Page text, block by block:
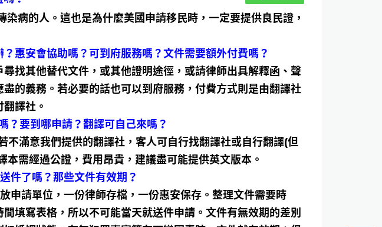
病的人。這也是為什麼美國申請移民時，一定要提供良民證，
惠安會協助嗎？可到府服務嗎？文件需要額外付費嗎？
找其他替代文件，或其他證明途徑，或請律師出具解釋函、聲
的義務。若必要的話也可以到府服務，付費方式則是由翻譯社
譯社。
？要到哪申請？翻譯可自己來嗎？
不滿意我們提供的翻譯社，客人可自行找翻譯社或自行翻譯(但
需經過公證，費用昂貴，建議盡可能提供英文版本。
件了嗎？那些文件有效期？
申請單位，一份律師存檔，一份惠安保存。整理文件需要時
填寫表格，所以不可能當天就送件申請。文件有無效期的差別